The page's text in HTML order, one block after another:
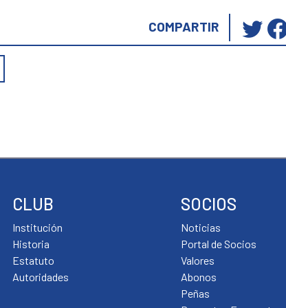
COMPARTIR
en
CLUB
Institución
Historia
Estatuto
Autoridades
SOCIOS
Noticias
Portal de Socios
Valores
Abonos
Peñas